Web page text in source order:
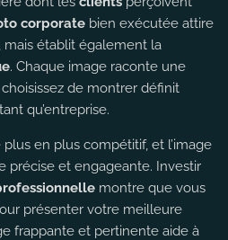
corporate bien exécutée attire
mais établit également la
. Chaque image raconte une
de montrer définit
qu’entreprise.
en plus compétitif, et l’image
précise et engageante. Investir
montre que vous
présenter votre meilleure
frappante et pertinente aide à